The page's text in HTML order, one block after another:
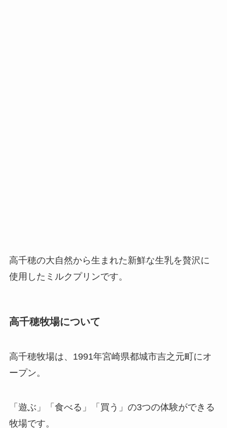
高千穂の大自然から生まれた新鮮な生乳を贅沢に
使用したミルクプリンです。
高千穂牧場について
高千穂牧場は、1991年宮崎県都城市吉之元町にオ
ープン。
「遊ぶ」「食べる」「買う」の3つの体験ができる
牧場です。